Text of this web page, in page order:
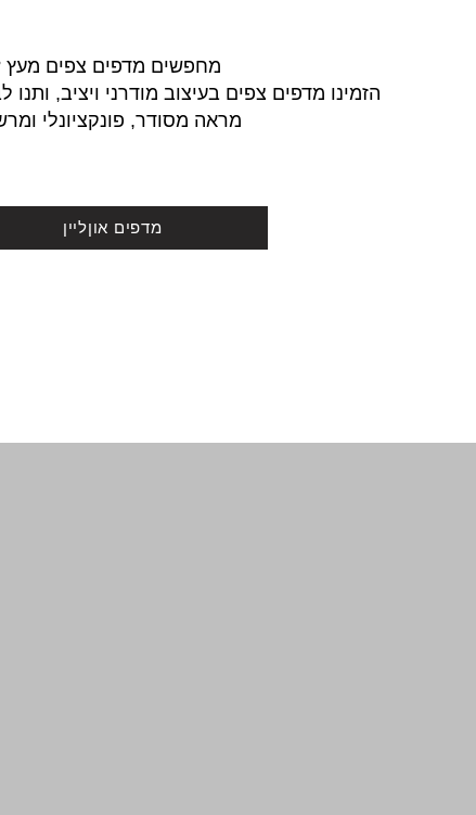
מחפשים מדפים צפים מעץ
הזמינו מדפים צפים בעיצוב מודרני ויציב,
מראה מסודר, פונקציונלי
מדפים אוןליין